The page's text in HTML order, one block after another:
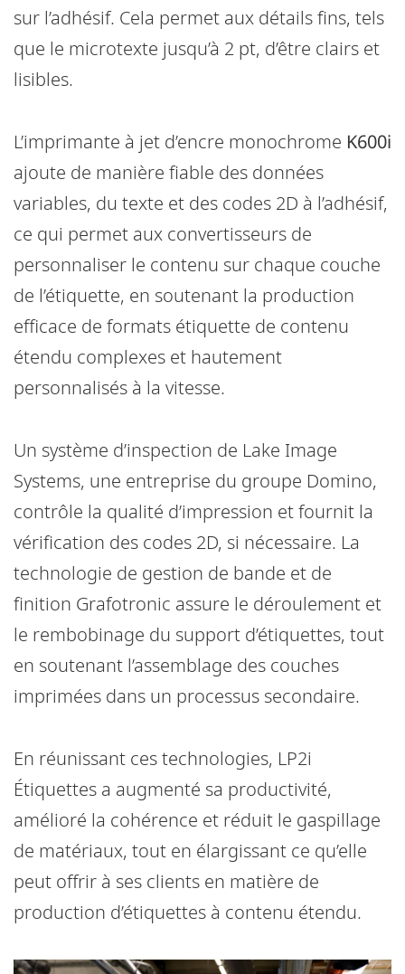
sur l’adhésif. Cela permet aux détails fins, tels
que le microtexte jusqu’à 2 pt, d’être clairs et
lisibles.
L’imprimante à jet d’encre monochrome K600i
ajoute de manière fiable des données
variables, du texte et des codes 2D à l’adhésif,
ce qui permet aux convertisseurs de
personnaliser le contenu sur chaque couche
de l’étiquette, en soutenant la production
efficace de formats étiquette de contenu
étendu complexes et hautement
personnalisés à la vitesse.
Un système d’inspection de Lake Image
Systems, une entreprise du groupe Domino,
contrôle la qualité d’impression et fournit la
vérification des codes 2D, si nécessaire. La
technologie de gestion de bande et de
finition Grafotronic assure le déroulement et
le rembobinage du support d’étiquettes, tout
en soutenant l’assemblage des couches
imprimées dans un processus secondaire.
En réunissant ces technologies, LP2i
Étiquettes a augmenté sa productivité,
amélioré la cohérence et réduit le gaspillage
de matériaux, tout en élargissant ce qu’elle
peut offrir à ses clients en matière de
production d’étiquettes à contenu étendu.